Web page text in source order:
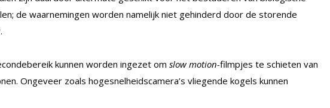
de waarnemingen worden namelijk niet gehinderd door de storende
kunnen worden ingezet om slow motion-filmpjes te schieten van
Ongeveer zoals hogesnelheidscamera’s vliegende kogels kunnen